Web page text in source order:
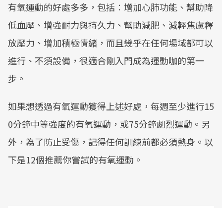
Mute
有氧運動的好處多多，包括︰增加心肺功能、幫助降
低血壓、增強耐力與持久力、幫助減肥、減輕焦慮釋
放壓力、增加積極情緒，而且幾乎在任何場域都可以
進行、不須設備，很適合剛入門成為運動咖的第一
步。
如果想透過有氧運動獲得上述好處，每週至少進行15
0分鐘中等強度的有氧運動，或75分鐘劇烈運動。另
外，為了防止受傷，記得任何訓練前都必須熱身。以
下是12個推薦你嘗試的有氧運動。